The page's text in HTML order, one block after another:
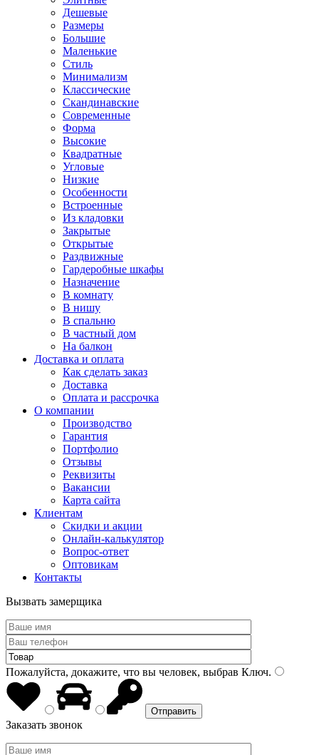
Дешевые
Размеры
Большие
Маленькие
Стиль
Минимализм
Классические
Скандинавские
Современные
Форма
Высокие
Квадратные
Угловые
Низкие
Особенности
Встроенные
Из кладовки
Закрытые
Открытые
Раздвижные
Гардеробные шкафы
Назначение
В комнату
В нишу
В спальню
В частный дом
На балкон
Доставка и оплата
Как сделать заказ
Доставка
Оплата и рассрочка
О компании
Производство
Гарантия
Портфолио
Отзывы
Реквизиты
Вакансии
Карта сайта
Клиентам
Скидки и акции
Онлайн-калькулятор
Вопрос-ответ
Оптовикам
Контакты
Вызвать замерщика
Пожалуйста, докажите, что вы человек, выбрав Ключ.
Заказать звонок